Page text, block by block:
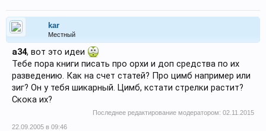
kar
Местный
a34, вот это идеи
Тебе пора книги писать про орхи и доп средства по их
разведению. Как на счет статей? Про цимб например или
зиг? Он у тебя шикарный. Цимб, кстати стрелки растит?
Скока их?
Последнее редактирование модератором: 02.11.2015
22.09.2005 в 09:46